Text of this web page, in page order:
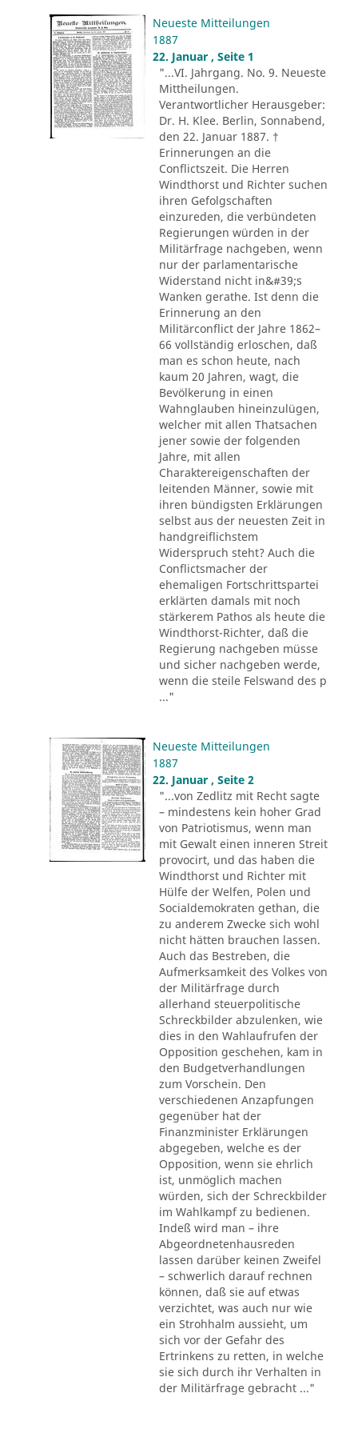
Neueste Mitteilungen
1887
22. Januar , Seite 1
"...VI. Jahrgang. No. 9. Neueste
Mittheilungen.
Verantwortlicher Herausgeber:
Dr. H. Klee. Berlin, Sonnabend,
den 22. Januar 1887. †
Erinnerungen an die
Conflictszeit. Die Herren
Windthorst und Richter suchen
ihren Gefolgschaften
einzureden, die verbündeten
Regierungen würden in der
Militärfrage nachgeben, wenn
nur der parlamentarische
Widerstand nicht in&#39;s
Wanken gerathe. Ist denn die
Erinnerung an den
Militärconflict der Jahre 1862–
66 vollständig erloschen, daß
man es schon heute, nach
kaum 20 Jahren, wagt, die
Bevölkerung in einen
Wahnglauben hineinzulügen,
welcher mit allen Thatsachen
jener sowie der folgenden
Jahre, mit allen
Charaktereigenschaften der
leitenden Männer, sowie mit
ihren bündigsten Erklärungen
selbst aus der neuesten Zeit in
handgreiflichstem
Widerspruch steht? Auch die
Conflictsmacher der
ehemaligen Fortschrittspartei
erklärten damals mit noch
stärkerem Pathos als heute die
Windthorst-Richter, daß die
Regierung nachgeben müsse
und sicher nachgeben werde,
wenn die steile Felswand des p
..."
Neueste Mitteilungen
1887
22. Januar , Seite 2
"...von Zedlitz mit Recht sagte
– mindestens kein hoher Grad
von Patriotismus, wenn man
mit Gewalt einen inneren Streit
provocirt, und das haben die
Windthorst und Richter mit
Hülfe der Welfen, Polen und
Socialdemokraten gethan, die
zu anderem Zwecke sich wohl
nicht hätten brauchen lassen.
Auch das Bestreben, die
Aufmerksamkeit des Volkes von
der Militärfrage durch
allerhand steuerpolitische
Schreckbilder abzulenken, wie
dies in den Wahlaufrufen der
Opposition geschehen, kam in
den Budgetverhandlungen
zum Vorschein. Den
verschiedenen Anzapfungen
gegenüber hat der
Finanzminister Erklärungen
abgegeben, welche es der
Opposition, wenn sie ehrlich
ist, unmöglich machen
würden, sich der Schreckbilder
im Wahlkampf zu bedienen.
Indeß wird man – ihre
Abgeordnetenhausreden
lassen darüber keinen Zweifel
– schwerlich darauf rechnen
können, daß sie auf etwas
verzichtet, was auch nur wie
ein Strohhalm aussieht, um
sich vor der Gefahr des
Ertrinkens zu retten, in welche
sie sich durch ihr Verhalten in
der Militärfrage gebracht ..."